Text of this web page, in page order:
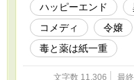
ハッピーエンド
コメディ
令嬢
毒と薬は紙一重
文字数 11,306 最